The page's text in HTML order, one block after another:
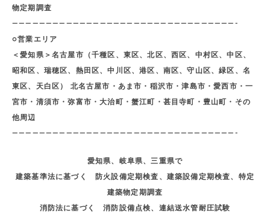
物定期調査
—————————————————————————————————-
○営業エリア
＜愛知県＞名古屋市（千種区、東区、北区、西区、中村区、中区、
昭和区、瑞穂区、熱田区、中川区、港区、南区、守山区、緑区、名
東区、天白区） 北名古屋市・あま市・稲沢市・津島市・愛西市・一
宮市・清須市・弥富市・大治町・蟹江町・甚目寺町・豊山町・その
他周辺
—————————————————————————————————-
愛知県、岐阜県、三重県で
建築基準法に基づく 防火設備定期検査、建築設備定期検査、特定
建築物定期調査
消防法に基づく 消防設備点検、連結送水管耐圧試験